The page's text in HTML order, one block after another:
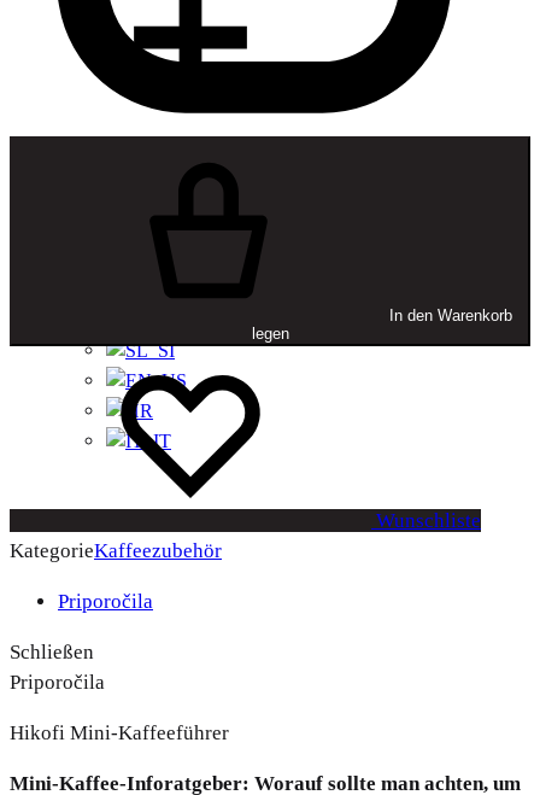
In den Warenkorb
legen
Wunschliste
KategorieKaffeezubehör
Priporočila
Schließen
Priporočila
Hikofi Mini-Kaffeeführer
Mini-Kaffee-Inforatgeber: Worauf sollte man achten, um